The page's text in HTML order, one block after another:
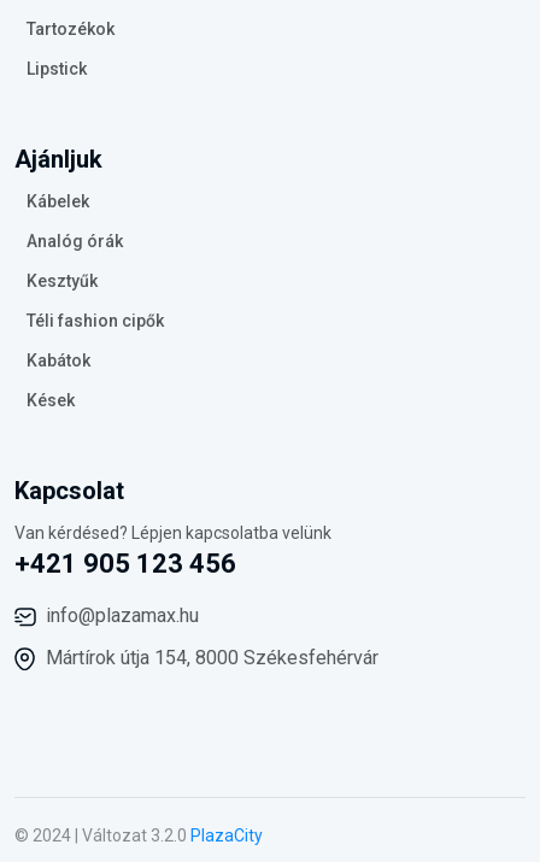
Tartozékok
Lipstick
Ajánljuk
Kábelek
Analóg órák
Kesztyűk
Téli fashion cipők
Kabátok
Kések
Kapcsolat
Van kérdésed? Lépjen kapcsolatba velünk
+421 905 123 456
info@plazamax.hu
Mártírok útja 154, 8000 Székesfehérvár
© 2024 | Változat 3.2.0 PlazaCity